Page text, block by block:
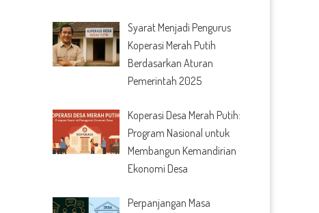
Syarat Menjadi Pengurus
Koperasi Merah Putih
Berdasarkan Aturan
Pemerintah 2025
Koperasi Desa Merah Putih:
Program Nasional untuk
Membangun Kemandirian
Ekonomi Desa
Perpanjangan Masa